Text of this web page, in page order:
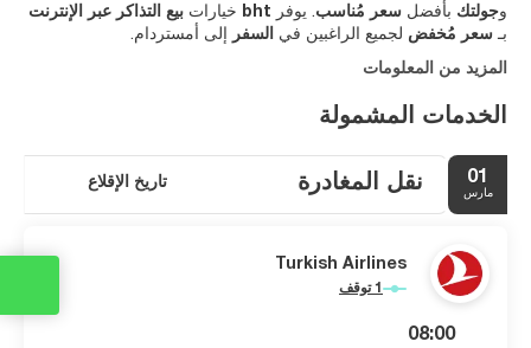
وجولتك بأفضل سعر مُناسب. يوفر bht خيارات بيع التذاكر عبر الإنترنت
بـ سعر مُخفض لجميع الراغبين في السفر إلى أمستردام.
المزيد من المعلومات
الخدمات المشمولة
01
مارس نقل المغادرة تاريخ الإقلاع
Turkish Airlines
1 توقف
08:00